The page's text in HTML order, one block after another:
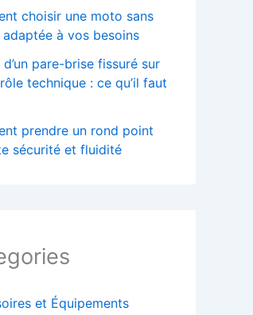
choisir une moto sans
adaptée à vos besoins
pare-brise fissuré sur
technique : ce qu’il faut
prendre un rond point
sécurité et fluidité
et Équipements